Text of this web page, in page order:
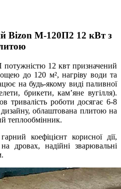
Bizon М-120П2 12 кВт з
12 квт призначений
до 120 м², нагріву води та
на будь-якому виді паливної
брикети, кам’яне вугілля).
тривалість роботи досягає 6-8
облаштована плитою на
теплообмінник.
коефіцієнт корисної дії,
дровах, надійні зварювальні